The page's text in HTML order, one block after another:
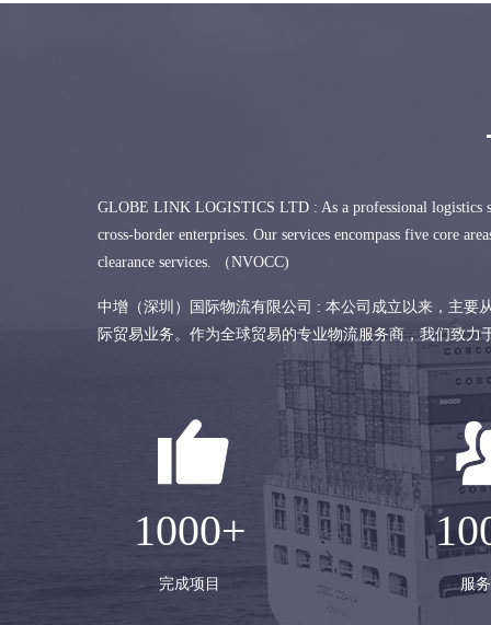
GLOBE LINK LOGISTICS LTD : As a professional logistics
cross-border enterprises. Our services encompass five core
clearance services. （NVOCC)
中增（深圳）国际物流有限公司 : 本公司成立以来，主要
际贸易业务。作为全球贸易的专业物流服务商，我们致
服
1000+
完成项目